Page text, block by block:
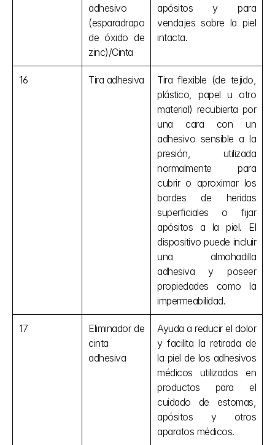
adhesivo
(esparadrapo
de óxido de
zinc)/Cinta
apósitos y para
vendajes sobre la piel
intacta.
16 Tira adhesiva
Tira flexible (de tejido,
plástico, papel u otro
material) recubierta por
una cara con un
adhesivo sensible a la
presión, utilizada
normalmente para
cubrir o aproximar los
bordes de heridas
superficiales o fijar
apósitos a la piel. El
dispositivo puede incluir
una almohadilla
adhesiva y poseer
propiedades como la
impermeabilidad.
17
Eliminador de
cinta
adhesiva
Ayuda a reducir el dolor
y facilita la retirada de
la piel de los adhesivos
médicos utilizados en
productos para el
cuidado de estomas,
apósitos y otros
aparatos médicos.